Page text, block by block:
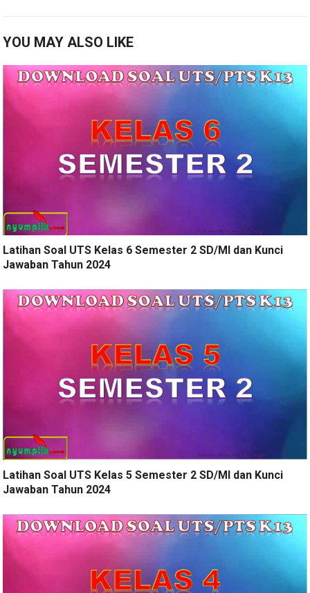
YOU MAY ALSO LIKE
Latihan Soal UTS Kelas 6 Semester 2 SD/MI dan Kunci
Jawaban Tahun 2024
Latihan Soal UTS Kelas 5 Semester 2 SD/MI dan Kunci
Jawaban Tahun 2024